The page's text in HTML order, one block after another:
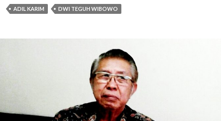
ADIL KARIM DWI TEGUH WIBOWO